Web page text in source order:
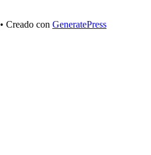
• Creado con GeneratePress